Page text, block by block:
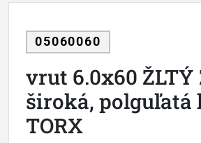
05060060
vrut 6.0x60 ŽLTÝ
široká, polguľatá
TORX